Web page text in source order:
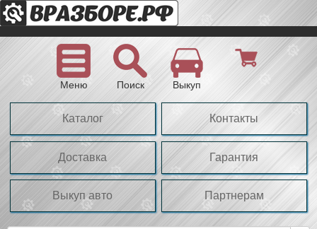
Меню Поиск Выкуп
Каталог Контакты
Доставка Гарантия
Выкуп авто Партнерам